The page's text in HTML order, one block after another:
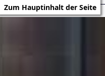
Zum Hauptinhalt der Seite